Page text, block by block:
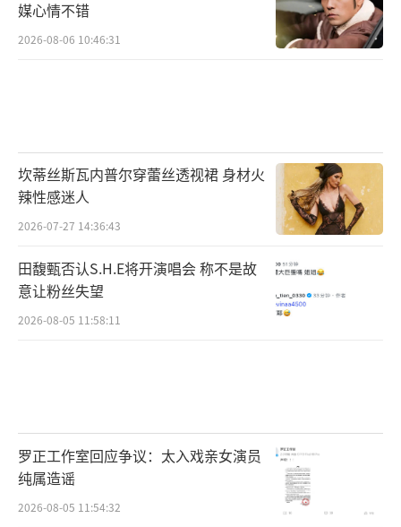
媒心情不错
2026-08-06 10:46:31
坎蒂丝斯瓦内普尔穿蕾丝透视裙 身材火
辣性感迷人
2026-07-27 14:36:43
田馥甄否认S.H.E将开演唱会 称不是故
意让粉丝失望
2026-08-05 11:58:11
罗正工作室回应争议：太入戏亲女演员
纯属造谣
2026-08-05 11:54:32